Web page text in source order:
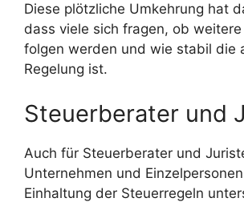
Diese plötzliche Umkehrung hat
dass viele sich fragen, ob
folgen werden und wie stabil die
Regelung ist.
Steuerberater und
Auch für Steuerberater und
Unternehmen und
Einhaltung der Steuerregeln